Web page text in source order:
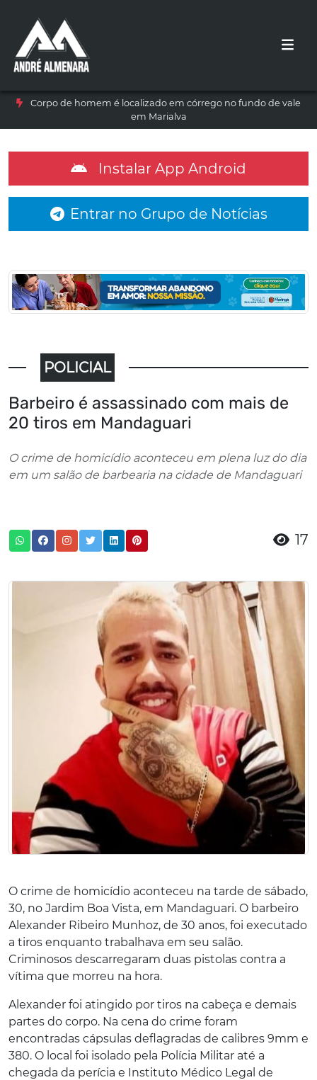
Corpo de homem é localizado em córrego no fundo de vale
em Marialva
Instalar App Android
Entrar no Grupo de Notícias
POLICIAL
Barbeiro é assassinado com mais de
20 tiros em Mandaguari
O crime de homicídio aconteceu em plena luz do dia
em um salão de barbearia na cidade de Mandaguari
17
O crime de homicídio aconteceu na tarde de sábado,
30, no Jardim Boa Vista, em Mandaguari. O barbeiro
Alexander Ribeiro Munhoz, de 30 anos, foi executado
a tiros enquanto trabalhava em seu salão.
Criminosos descarregaram duas pistolas contra a
vítima que morreu na hora.
Alexander foi atingido por tiros na cabeça e demais
partes do corpo. Na cena do crime foram
encontradas cápsulas deflagradas de calibres 9mm e
380. O local foi isolado pela Polícia Militar até a
chegada da perícia e Instituto Médico Legal de